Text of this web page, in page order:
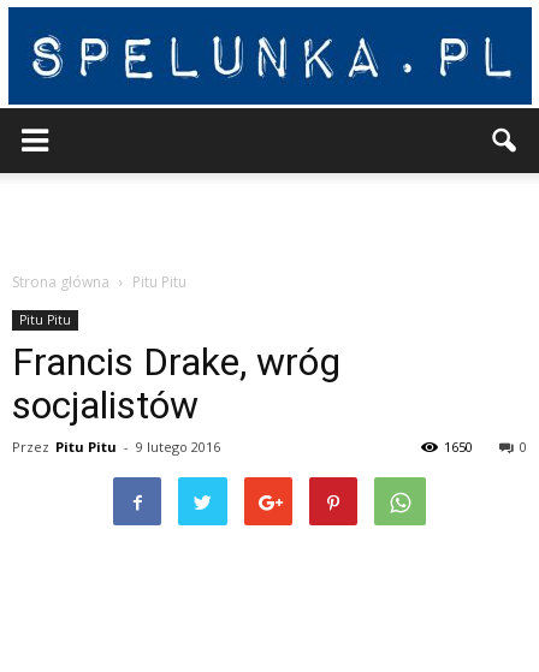
Strona główna Pitu Pitu
Pitu Pitu
Francis Drake, wróg
socjalistów
Przez Pitu Pitu - 9 lutego 2016 0
1650